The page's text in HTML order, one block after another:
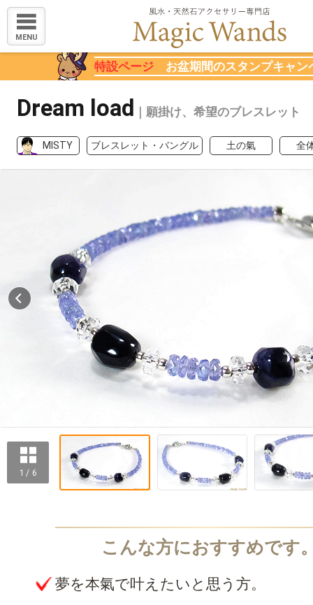
MENU
特設ページ お盆期間のスタンプキャン
Dream load ｜願掛け、希望のブレスレット
MISTY ブレスレット・バングル 土の氣 全
1 / 6
夢を本氣で叶えたいと思う方。